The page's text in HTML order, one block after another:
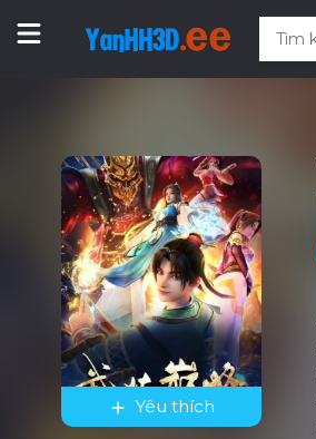
Yêu thích